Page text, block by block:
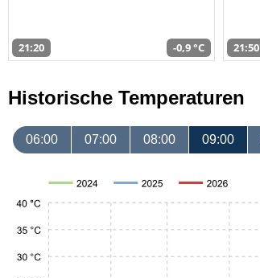
21:20 -0,9 °C 21:50
Historische Temperaturen
06:00 07:00 08:00 09:00